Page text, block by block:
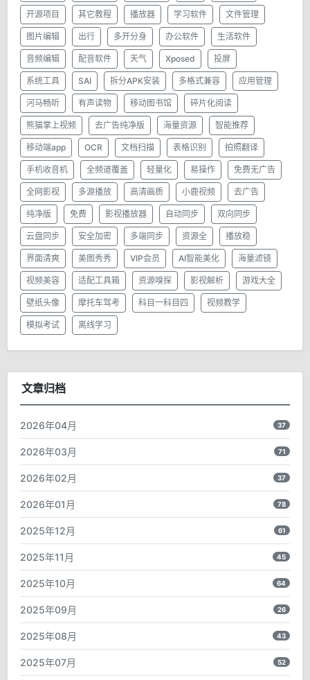
开源项目 其它教程 播放器 学习软件 文件管理
图片编辑 出行 多开分身 办公软件 生活软件
音频编辑 配音软件 天气 Xposed 投屏
系统工具 SAI 拆分APK安装 多格式兼容 应用管理
河马畅听 有声读物 移动图书馆 碎片化阅读
熊猫掌上视频 去广告纯净版 海量资源 智能推荐
移动端app OCR 文档扫描 表格识别 拍照翻译
手机收音机 全频道覆盖 轻量化 易操作 免费无广告
全网影视 多源播放 高清画质 小鹿视频 去广告
纯净版 免费 影视播放器 自动同步 双向同步
云盘同步 安全加密 多端同步 资源全 播放稳
界面清爽 美图秀秀 VIP会员 AI智能美化 海量滤镜
视频美容 适配工具箱 资源嗅探 影视解析 游戏大全
壁纸头像 摩托车驾考 科目一科目四 视频教学
模拟考试 离线学习
文章归档
2026年04月 37
2026年03月 71
2026年02月 37
2026年01月 78
2025年12月 61
2025年11月 45
2025年10月 64
2025年09月 26
2025年08月 43
2025年07月 52